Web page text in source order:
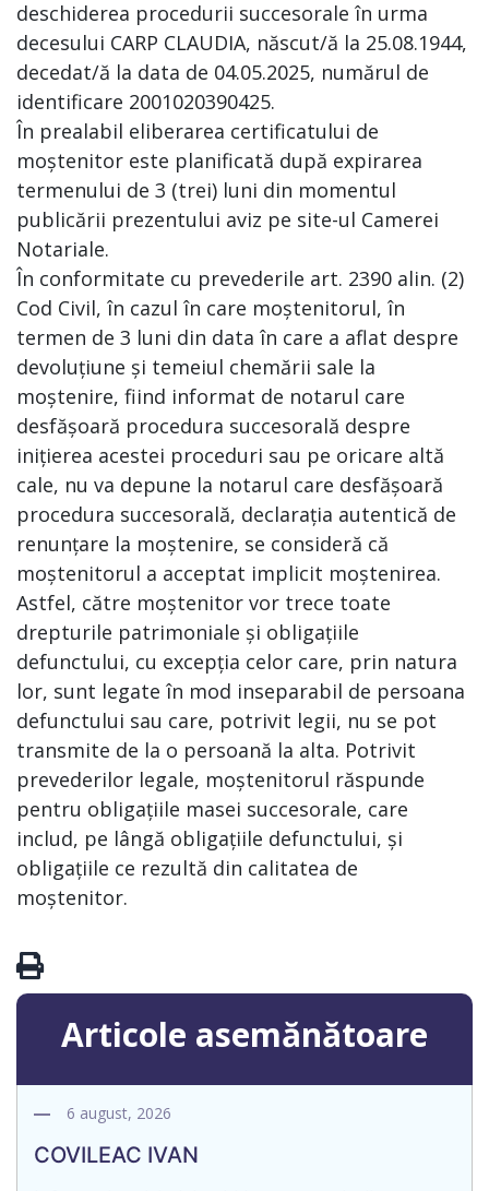
deschiderea procedurii succesorale în urma
decesului CARP CLAUDIA, născut/ă la 25.08.1944,
decedat/ă la data de 04.05.2025, numărul de
identificare 2001020390425.
În prealabil eliberarea certificatului de
moștenitor este planificată după expirarea
termenului de 3 (trei) luni din momentul
publicării prezentului aviz pe site-ul Camerei
Notariale.
În conformitate cu prevederile art. 2390 alin. (2)
Cod Civil, în cazul în care moștenitorul, în
termen de 3 luni din data în care a aflat despre
devoluțiune și temeiul chemării sale la
moștenire, fiind informat de notarul care
desfășoară procedura succesorală despre
inițierea acestei proceduri sau pe oricare altă
cale, nu va depune la notarul care desfășoară
procedura succesorală, declarația autentică de
renunțare la moștenire, se consideră că
moștenitorul a acceptat implicit moștenirea.
Astfel, către moștenitor vor trece toate
drepturile patrimoniale și obligațiile
defunctului, cu excepția celor care, prin natura
lor, sunt legate în mod inseparabil de persoana
defunctului sau care, potrivit legii, nu se pot
transmite de la o persoană la alta. Potrivit
prevederilor legale, moștenitorul răspunde
pentru obligațiile masei succesorale, care
includ, pe lângă obligațiile defunctului, și
obligațiile ce rezultă din calitatea de
moștenitor.
Articole asemănătoare
6 august, 2026
COVILEAC IVAN